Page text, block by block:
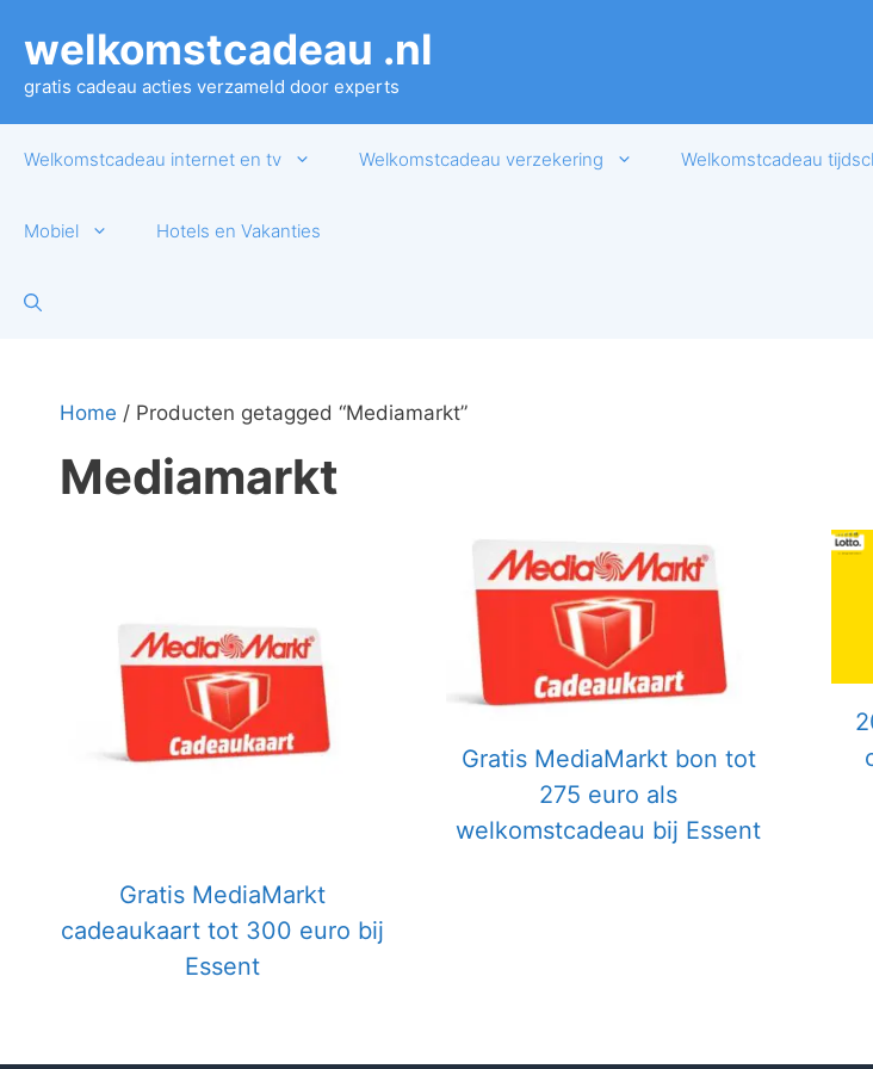
naar
inhoud
welkomstcadeau .nl
gratis cadeau acties verzameld door experts
Welkomstcadeau internet en tv Welkomstcadeau verzekering Welkomstcadeau
Mobiel Hotels en Vakanties
Home / Producten getagged “Mediamarkt”
Mediamarkt
Gratis MediaMarkt
cadeaukaart tot 300 euro bij
Essent
Gratis MediaMarkt bon tot
275 euro als
welkomstcadeau bij Essent